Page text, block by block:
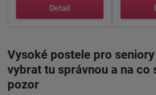
mimořádnou výškou ...
Detail
Vysoké postele pro
vybrat tu správnou a na co
pozor